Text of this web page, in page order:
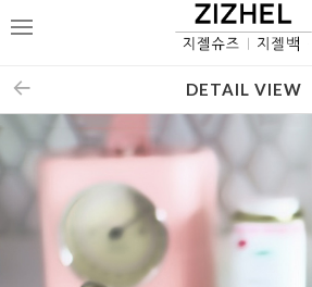
메
DETAIL VIEW